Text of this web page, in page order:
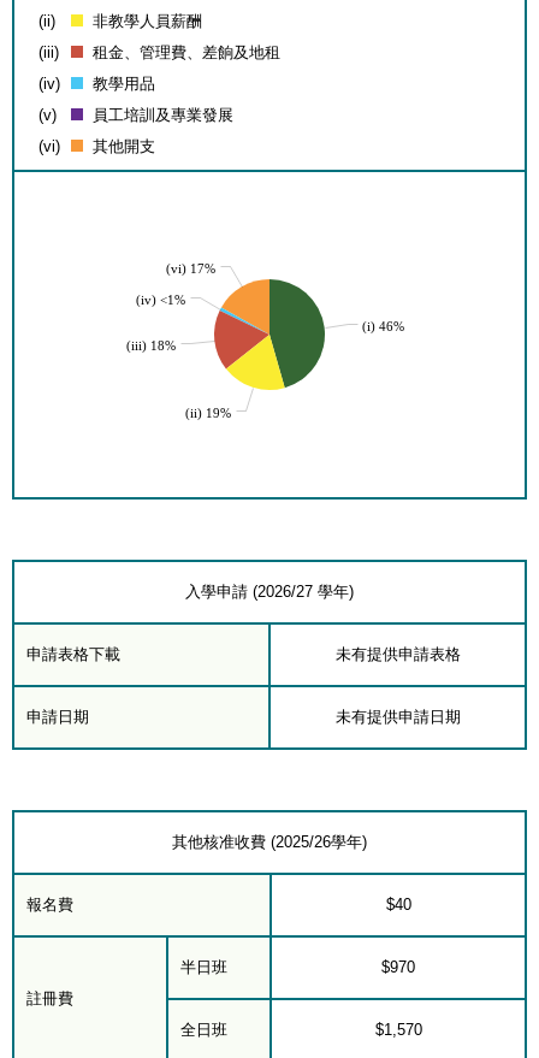
(ii)
非教學人員薪酬
(iii)
租金、管理費、差餉及地租
(iv)
教學用品
(v)
員工培訓及專業發展
(vi)
其他開支
(vi) 17%
(iv) <1%
(iii) 18%
(i) 46%
(ii) 19%
入學申請 (2026/27 學年)
申請表格下載 未有提供申請表格
申請日期 未有提供申請日期
其他核准收費 (2025/26學年)
報名費 $40
註冊費
半日班 $970
全日班 $1,570